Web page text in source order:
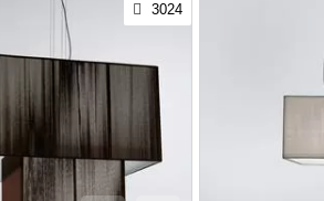
3024